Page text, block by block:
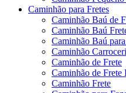
Caminhão para Fretes
Caminhão Baú de
Caminhão Baú
Caminhão Baú
Caminhão
Caminhão de Frete
Caminhão de Frete
Caminhão Frete